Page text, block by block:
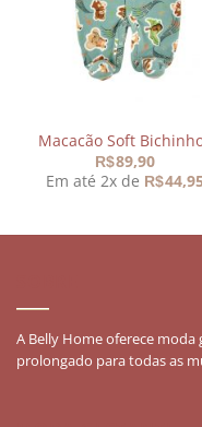
Macacão Soft
R$89,90
Em até 2x de R$
A Belly Home oferece
prolongado para todas as